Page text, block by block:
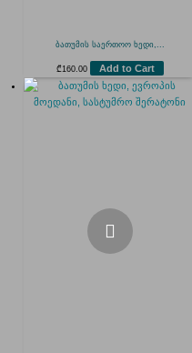
ბათუმის საერთოო ხედი,...
₾ 160.00 Add to Cart